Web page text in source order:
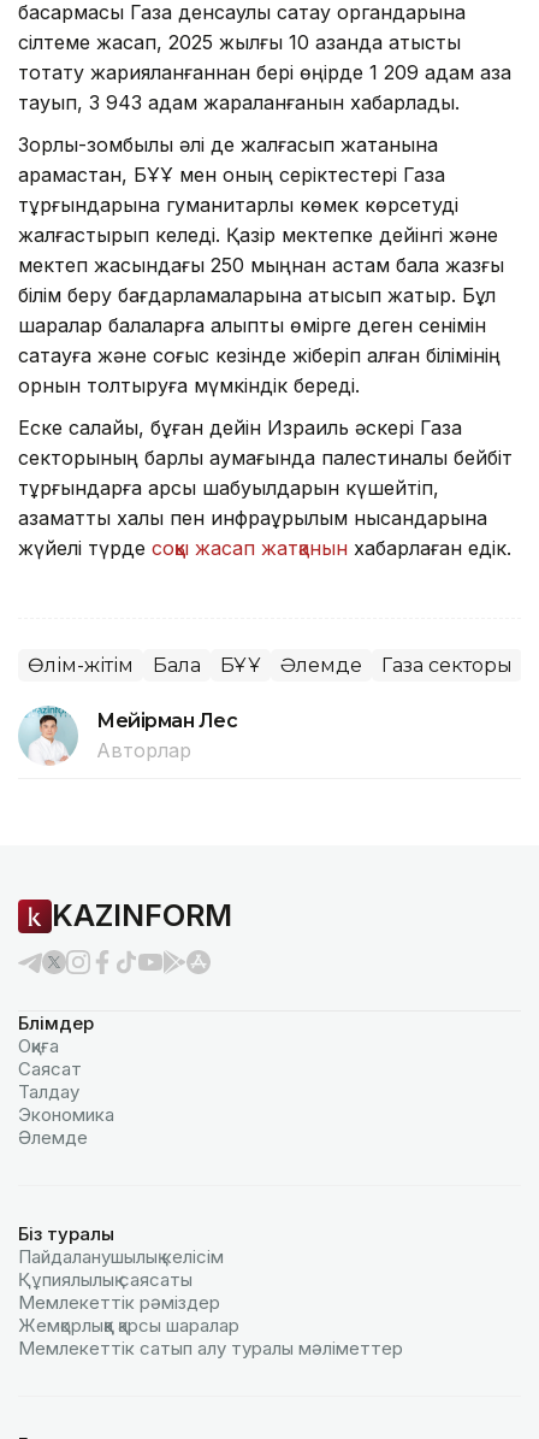
басқармасы Газа денсаулық сақтау органдарына
сілтеме жасап, 2025 жылғы 10 қазанда атысты
тоқтату жарияланғаннан бері өңірде 1 209 адам қаза
тауып, 3 943 адам жараланғанын хабарлады.
Зорлық-зомбылық әлі де жалғасып жатқанына
қарамастан, БҰҰ мен оның серіктестері Газа
тұрғындарына гуманитарлық көмек көрсетуді
жалғастырып келеді. Қазір мектепке дейінгі және
мектеп жасындағы 250 мыңнан астам бала жазғы
білім беру бағдарламаларына қатысып жатыр. Бұл
шаралар балаларға қалыпты өмірге деген сенімін
сақтауға және соғыс кезінде жіберіп алған білімінің
орнын толтыруға мүмкіндік береді.
Еске салайық, бұған дейін Израиль әскері Газа
секторының барлық аумағында палестиналық бейбіт
тұрғындарға қарсы шабуылдарын күшейтіп,
азаматтық халық пен инфрақұрылым нысандарына
жүйелі түрде соққы жасап жатқанын хабарлаған едік.
Өлім-жітім Бала БҰҰ Әлемде Газа секторы
Мейірман Лес
Авторлар
KAZINFORM
Бөлімдер
Оқиға
Саясат
Талдау
Экономика
Әлемде
Біз туралы
Пайдаланушылық келiciм
Құпиялылық саясаты
Мемлекеттік рәміздер
Жемқорлыққа қарсы шаралар
Мемлекеттік сатып алу туралы мәлiметтер